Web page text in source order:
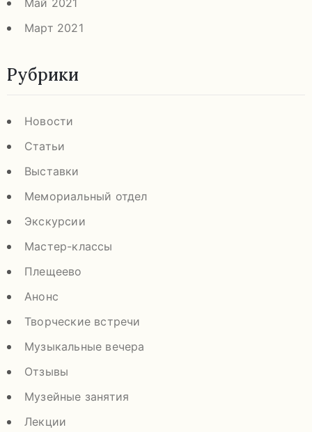
Май 2021
Март 2021
Рубрики
Новости
Статьи
Выставки
Мемориальный отдел
Экскурсии
Мастер-классы
Плещеево
Анонс
Творческие встречи
Музыкальные вечера
Отзывы
Музейные занятия
Лекции